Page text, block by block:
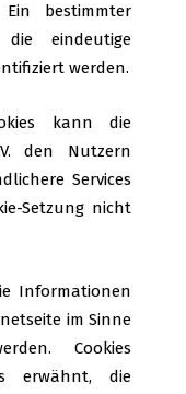
bestimmter
eindeutige
werden.
kann die
den Nutzern
Services
Setzung nicht
Informationen
im Sinne
Cookies
erwähnt, die